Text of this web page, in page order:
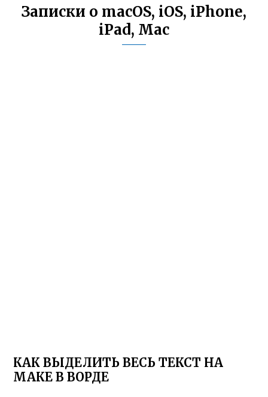
Записки о macOS, iOS, iPhone,
iPad, Mac
КАК ВЫДЕЛИТЬ ВЕСЬ ТЕКСТ НА
МАКЕ В ВОРДЕ